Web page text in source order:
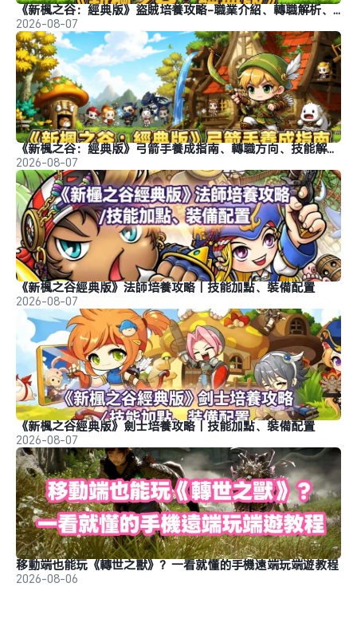
《新楓之谷：經典版》盜賊培養攻略-職業介紹、轉職解析、玩法推薦
2026-08-07
《新楓之谷：經典版》弓箭手養成指南、轉職方向、技能解析、玩法分析
2026-08-07
《新楓之谷經典版》法師培養攻略｜技能加點、裝備配置
2026-08-07
《新楓之谷經典版》劍士培養攻略｜技能加點、裝備配置
2026-08-07
移動端也能玩《轉世之獸》？一看就懂的手機遠端玩端遊教程
2026-08-06